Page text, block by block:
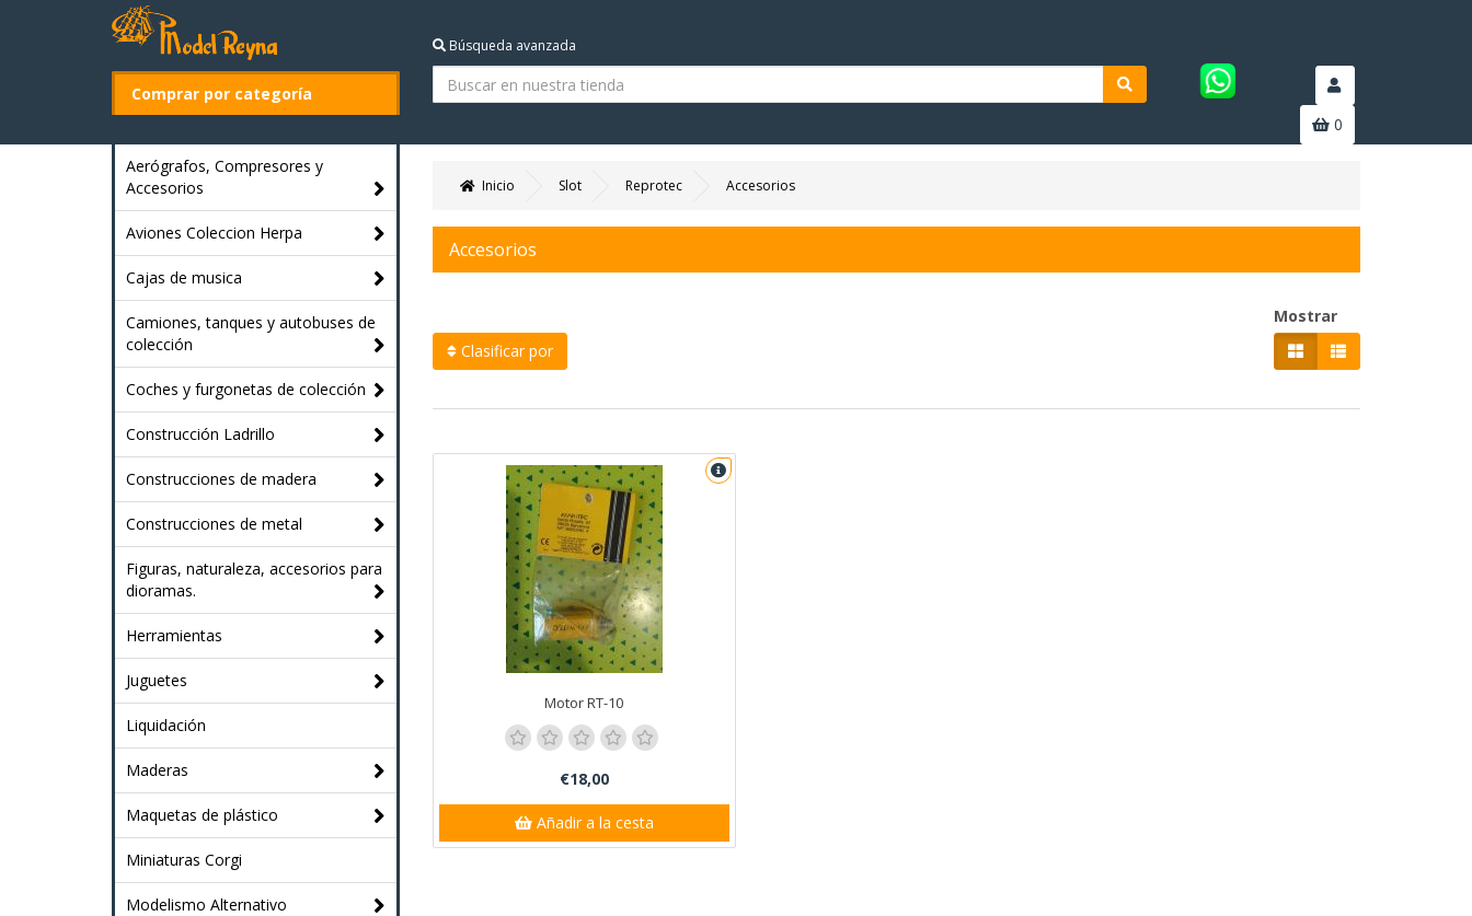
Comprar por categoría
Búsqueda avanzada
0
Aerógrafos, Compresores y
Accesorios
Aviones Coleccion Herpa
Cajas de musica
Camiones, tanques y autobuses de
colección
Coches y furgonetas de colección
Construcción Ladrillo
Construcciones de madera
Construcciones de metal
Figuras, naturaleza, accesorios para
dioramas.
Herramientas
Juguetes
Liquidación
Maderas
Maquetas de plástico
Miniaturas Corgi
Modelismo Alternativo
Inicio Slot Reprotec Accesorios
Accesorios
Clasificar por
Mostrar
Motor RT-10
€18,00
Añadir a la cesta